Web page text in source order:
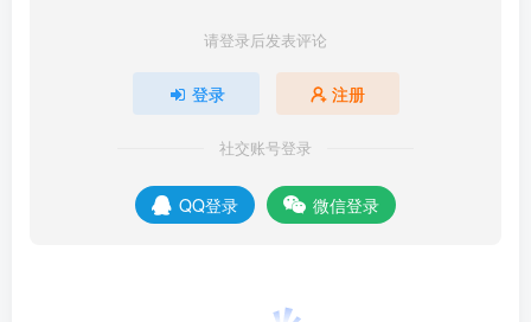
请登录后发表评论
登录 注册
社交账号登录
QQ登录 微信登录